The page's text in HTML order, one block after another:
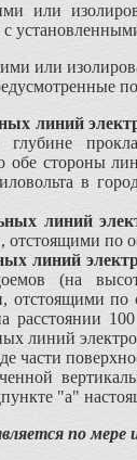
или
с
или
линий
глубине
обе стороны
в
линий
отстоящими по
линий
(на
отстоящими
расстоянии
линий
части
"а"
по